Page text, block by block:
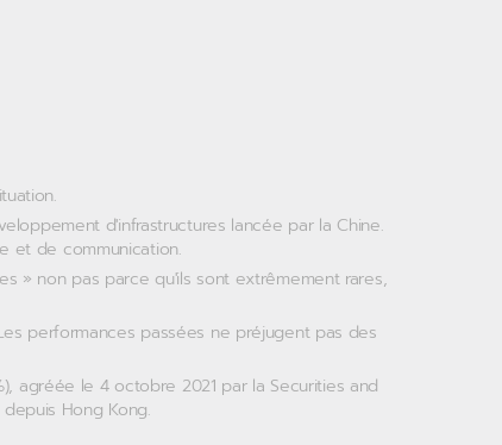
d'infrastructures lancée par la Chine.
et de communication.
» non pas parce qu'ils sont extrêmement rares,
performances passées ne préjugent pas des
agréée le 4 octobre 2021 par la Securities and
Hong Kong.